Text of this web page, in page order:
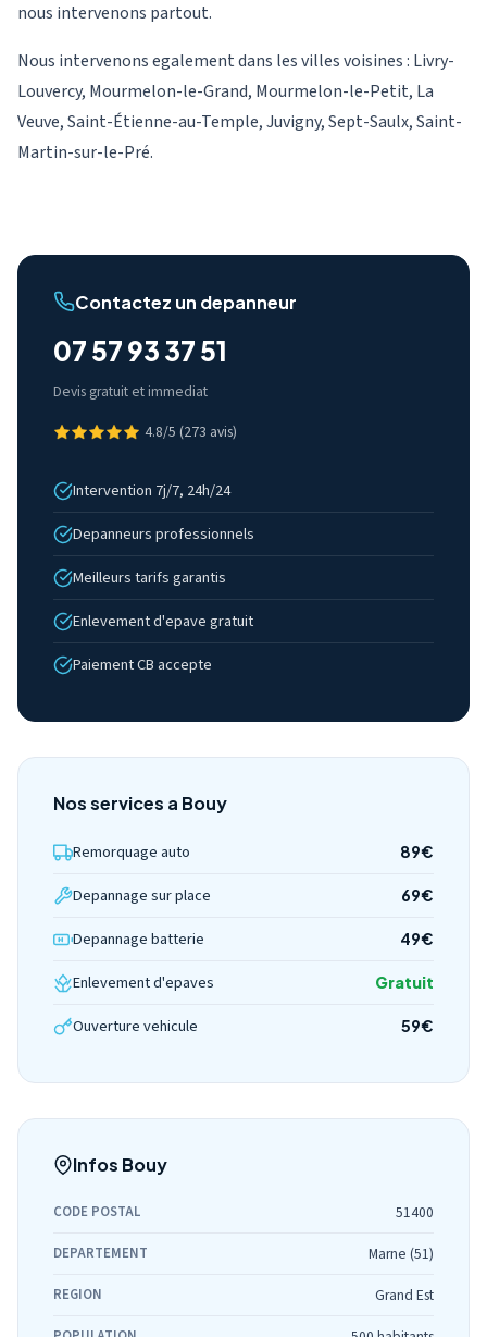
nous intervenons partout.
Nous intervenons egalement dans les villes voisines : Livry-
Louvercy, Mourmelon-le-Grand, Mourmelon-le-Petit, La
Veuve, Saint-Étienne-au-Temple, Juvigny, Sept-Saulx, Saint-
Martin-sur-le-Pré.
Contactez un depanneur
07 57 93 37 51
Devis gratuit et immediat
4.8/5 (273 avis)
Intervention 7j/7, 24h/24
Depanneurs professionnels
Meilleurs tarifs garantis
Enlevement d'epave gratuit
Paiement CB accepte
Nos services a Bouy
Remorquage auto 89€
Depannage sur place 69€
Depannage batterie 49€
Enlevement d'epaves Gratuit
Ouverture vehicule 59€
Infos Bouy
CODE POSTAL 51400
DEPARTEMENT Marne (51)
REGION Grand Est